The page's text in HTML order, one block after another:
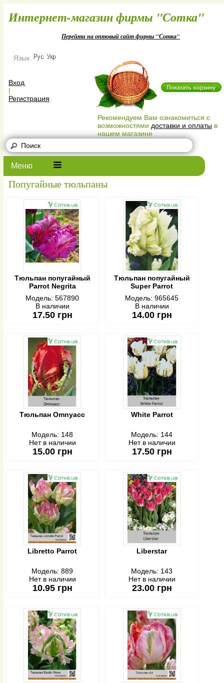
Интернет-магазин фирмы
Перейти на оптовый сайт фирмы "Сотка"
Язык
Рекомендуем Вам ознакомиться с
возможностями доставки и оплаты в
нашем магазине
Вход
|
Регистрация
Меню
Попугайные тюльпаны
Тюльпан попугайный
Parrot Negrita
Модель: 567890
В наличии
17.50 грн
Тюльпан попугайный
Super Parrot
Модель: 965645
В наличии
14.00 грн
Тюльпан Omnyacc
Модель: 148
Нет в наличии
15.00 грн
White Parrot
Модель: 144
Нет в наличии
17.50 грн
Libretto Parrot
Модель: 889
Нет в наличии
10.95 грн
Liberstar
Модель: 143
Нет в наличии
23.00 грн